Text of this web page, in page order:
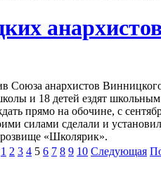
Союза анархистов
и 18 детей ездят
прямо на обочине, с
силами сделали и
«Школярик».
1 2 3 4 5 6 7 8 9 10 Следующая